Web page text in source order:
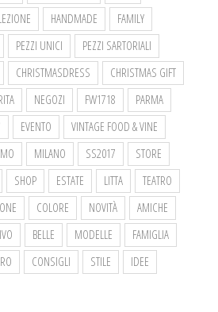
HANDMADE
FAMILY
PEZZI UNICI
PEZZI SARTORIALI
CHRISTMASDRESS
CHRISTMAS GIFT
NEGOZI FW1718
PARMA
EVENTO
VINTAGE FOOD & VINE
MILANO SS2017
STORE
SHOP ESTATE LITTA
TEATRO
COLORE NOVITÀ
AMICHE
BELLE MODELLE
FAMIGLIA
CONSIGLI STILE
IDEE